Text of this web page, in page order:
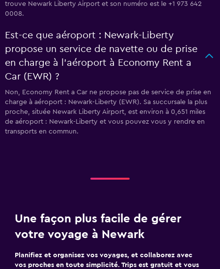
trouve Newark Liberty Airport et son numéro est le +1 973 642
0008.
Est-ce que aéroport : Newark-Liberty
propose un service de navette ou de prise
en charge à l’aéroport à Economy Rent a
Car (EWR) ?
Non, Economy Rent a Car ne propose pas de service de prise en
charge à aéroport : Newark-Liberty (EWR). Sa succursale la plus
proche, située Newark Liberty Airport, est environ à 0,651 miles
de aéroport : Newark-Liberty et vous pouvez vous y rendre en
transports en commun.
Une façon plus facile de gérer
votre voyage à Newark
Planifiez et organisez vos voyages, et collaborez avec
vos proches en toute simplicité. Trips est gratuit et vous